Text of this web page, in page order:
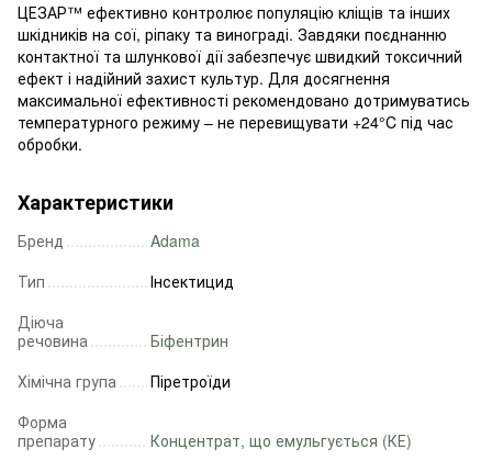
ЦЕЗАР™ ефективно контролює популяцію кліщів та інших
шкідників на сої, ріпаку та винограді. Завдяки поєднанню
контактної та шлункової дії забезпечує швидкий токсичний
ефект і надійний захист культур. Для досягнення
максимальної ефективності рекомендовано дотримуватись
температурного режиму – не перевищувати +24°C під час
обробки.
Характеристики
Бренд
Adama
Тип
Інсектицид
Діюча
речовина
Біфентрин
Хімічна група
Піретроїди
Форма
препарату
Концентрат, що емульгується (КЕ)